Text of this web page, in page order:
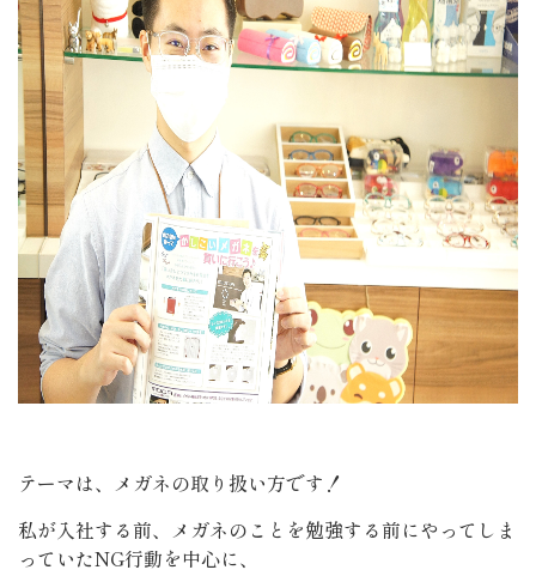
テーマは、メガネの取り扱い方です！
私が入社する前、メガネのことを勉強する前にやってしま
っていたNG行動を中心に、